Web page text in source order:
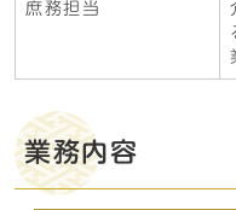
庶務担当
業務内容